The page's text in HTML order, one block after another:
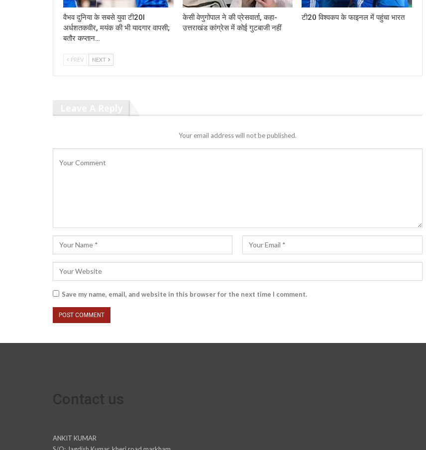
वैभव दुनिया के सबसे युवा टी20I
अर्धशतकवीर, मयंक की भी यादगार वापसी;
बतौर कप्तान…
केसी वेणुगोपाल ने की प्रेसवार्ता, कहा-
उत्तराखंड कांग्रेस में कोई गुटबाजी नहीं
टी20 विश्वकप के फाइनल में पहुंचा भारत
PREV NEXT
Your email address will not be published.
Save my name, email, and website in this browser for the next time I comment.
ANKIT KUMAR